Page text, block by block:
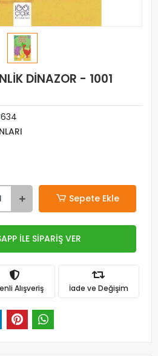
DİNAZOR - 1001
Sepete Ekle
İLE SİPARİŞ VER
Alışveriş İade ve Değişim